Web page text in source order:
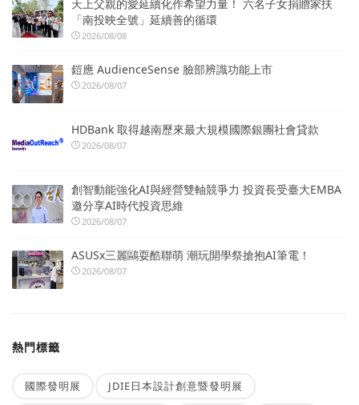
天上父親的愛延續化作希望力量！ 六名子女捐贈家扶
「南投映全號」延續善的循環
2026/08/08
鎧應 AudienceSense 臉部辨識功能上市
2026/08/07
HDBank 取得越南歷來最大規模國際銀團社會貸款
2026/08/07
創智動能強化AI與經營雙軸競爭力 投資長受臺大EMBA
邀分享AI時代投資思維
2026/08/07
ASUSx三麗鷗耍酷聯萌 潮玩開學祭搶抱AI筆電！
2026/08/07
熱門標籤
國際發明展 JDIE日本設計創意暨發明展